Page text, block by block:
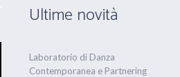
Ultime novità
Laboratorio di Danza
Contemporanea e Partnering